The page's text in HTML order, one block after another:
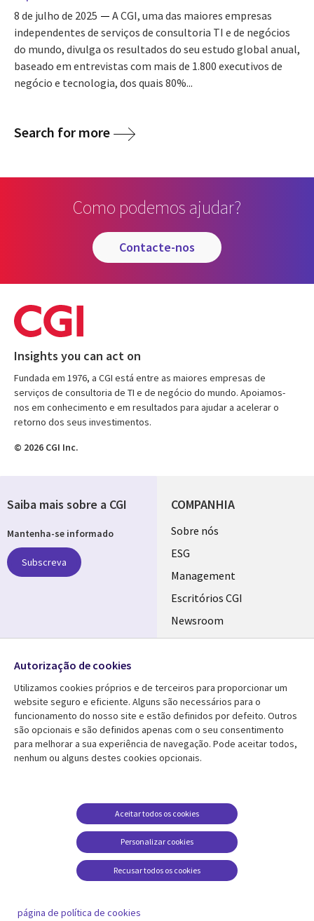
8 de julho de 2025
A CGI, uma das maiores empresas
independentes de serviços de consultoria TI e de negócios
do mundo, divulga os resultados do seu estudo global anual,
baseado em entrevistas com mais de 1.800 executivos de
negócio e tecnologia, dos quais 80%...
Search for more
Como podemos ajudar?
contacte-nos
Insights you can act on
Fundada em 1976, a CGI está entre as maiores empresas de
serviços de consultoria de TI e de negócio do mundo. Apoiamos-
nos em conhecimento e em resultados para ajudar a acelerar o
retorno dos seus investimentos.
© 2026 CGI Inc.
COMPANHIA
Useful
links
PORTUGAL
Sobre nós
ESG
Management
Escritórios CGI
Newsroom
Ecossistema de
Fusões
Media Center
Library
PORTUGAL
AJUDA
Legal
Acessibilidade
Ethics-Hotline
Legal
Centro de Gestão de
Saiba mais sobre a CGI
Mantenha-se informado
Subscreva
Social
Media
PORTUGAL
Autorização de cookies
Utilizamos cookies próprios e de terceiros para proporcionar um
website seguro e eficiente. Alguns são necessários para o
funcionamento do nosso site e estão definidos por defeito. Outros
são opcionais e são definidos apenas com o seu consentimento
para melhorar a sua experiência de navegação. Pode aceitar todos,
nenhum ou alguns destes cookies opcionais.
Personalizar cookies
Aceitar todos os cookies
Recusar todos os cookies
página de política de cookies